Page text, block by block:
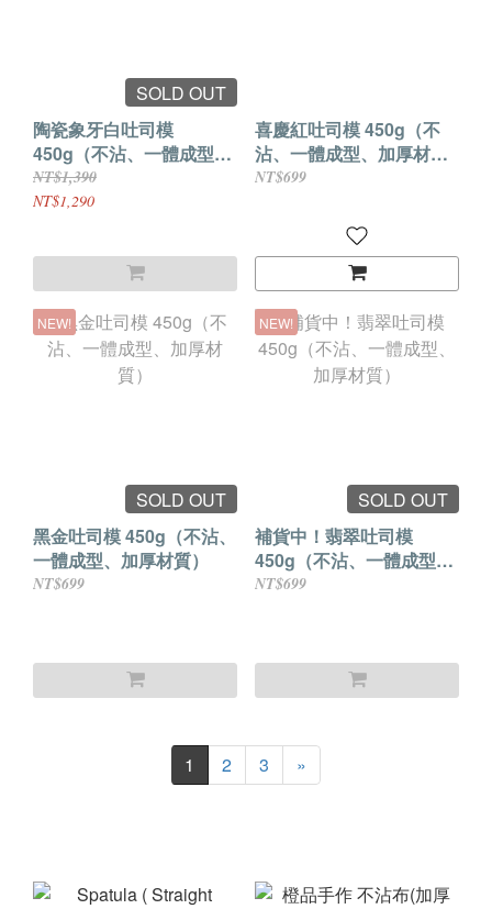
SOLD OUT
陶瓷象牙白吐司模
450g（不沾、一體成型、
加厚材質）
NT$1,390
NT$1,290
喜慶紅吐司模 450g（不
沾、一體成型、加厚材
質）
NT$699
NEW!
SOLD OUT
黑金吐司模 450g（不沾、
一體成型、加厚材質）
NT$699
NEW!
SOLD OUT
補貨中！翡翠吐司模
450g（不沾、一體成型、
加厚材質）
NT$699
1 2 3 »